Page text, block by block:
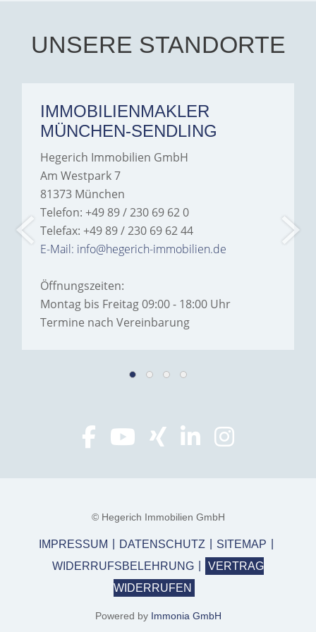
Hegerich Immobilien to
anyone looking for a home.
UNSERE STANDORTE
IMMOBILIENMAKLER
MÜNCHEN-SENDLING
Hegerich Immobilien GmbH
Am Westpark 7
81373 München
Telefon: +49 89 / 230 69 62 0
Telefax: +49 89 / 230 69 62 44
E-Mail: info@hegerich-immobilien.de
Öffnungszeiten:
Montag bis Freitag 09:00 - 18:00 Uhr
Termine nach Vereinbarung
© Hegerich Immobilien GmbH
IMPRESSUM DATENSCHUTZ
SITEMAP
WIDERRUFSBELEHRUNG
VERTRAG
WIDERRUFEN
Powered by Immonia GmbH